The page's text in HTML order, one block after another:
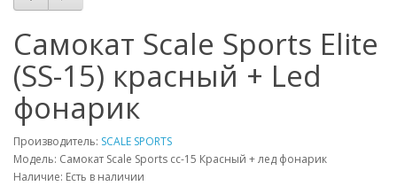
Самокат Scale Sports Elite
(SS-15) красный + Led
фонарик
Производитель: SCALE SPORTS
Модель: Самокат Scale Sports cc-15 Красный + лед фонарик
Наличие: Есть в наличии